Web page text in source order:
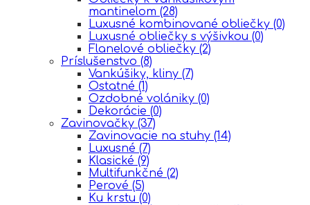
mantinelom (28)
Luxusné kombinované obliečky (0)
Luxusné obliečky s výšivkou (0)
Flanelové obliečky (2)
Príslušenstvo (8)
Vankúšiky, kliny (7)
Ostatné (1)
Ozdobné volániky (0)
Dekorácie (0)
Zavinovačky (37)
Zavinovacie na stuhy (14)
Luxusné (7)
Klasické (9)
Multifunkčné (2)
Perové (5)
Ku krstu (0)